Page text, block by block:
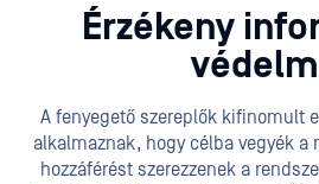
Érzékeny
A fenyegető szereplők kifinomult
alkalmaznak, hogy célba vegyék a
hozzáférést szerezzenek a